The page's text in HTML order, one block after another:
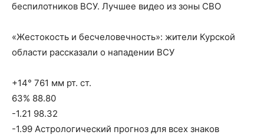
беспилотников ВСУ. Лучшее видео из зоны СВО
«Жестокость и бесчеловечность»: жители Курской
области рассказали о нападении ВСУ
+14° 761 мм рт. ст.
63% 88.80
-1.21 98.32
-1.99 Астрологический прогноз для всех знаков